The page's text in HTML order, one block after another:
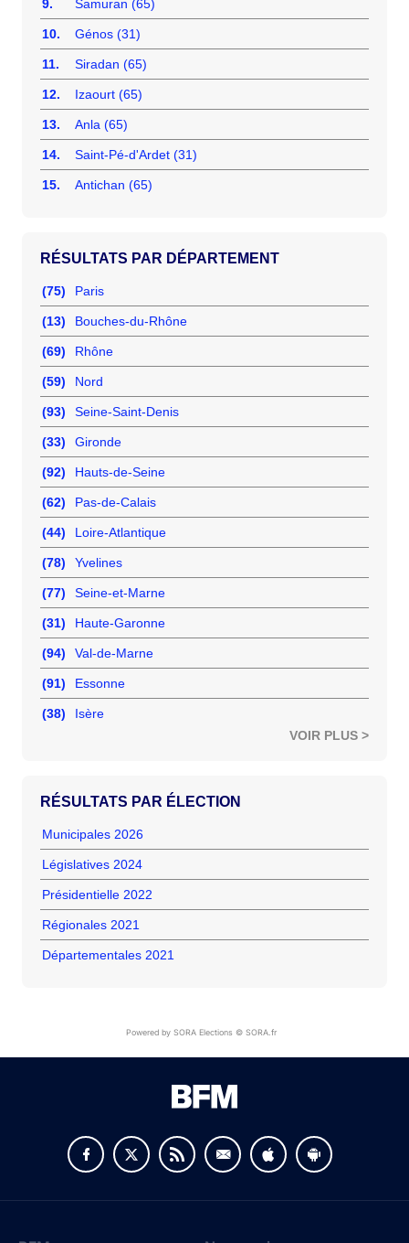
9. Samuran (65)
10. Génos (31)
11. Siradan (65)
12. Izaourt (65)
13. Anla (65)
14. Saint-Pé-d'Ardet (31)
15. Antichan (65)
RÉSULTATS PAR DÉPARTEMENT
(75) Paris
(13) Bouches-du-Rhône
(69) Rhône
(59) Nord
(93) Seine-Saint-Denis
(33) Gironde
(92) Hauts-de-Seine
(62) Pas-de-Calais
(44) Loire-Atlantique
(78) Yvelines
(77) Seine-et-Marne
(31) Haute-Garonne
(94) Val-de-Marne
(91) Essonne
(38)
Isère
VOIR PLUS >
RÉSULTATS PAR ÉLECTION
Municipales 2026
Législatives 2024
Présidentielle 2022
Régionales 2021
Départementales 2021
Powered by SORA Elections © SORA.fr